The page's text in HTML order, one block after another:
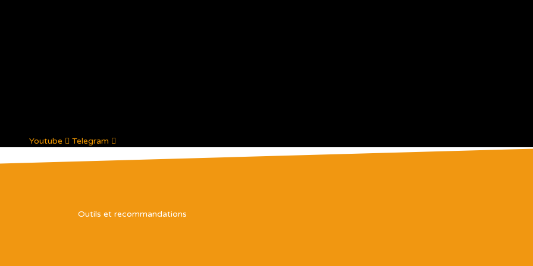
Youtube Telegram
Outils et recommandations